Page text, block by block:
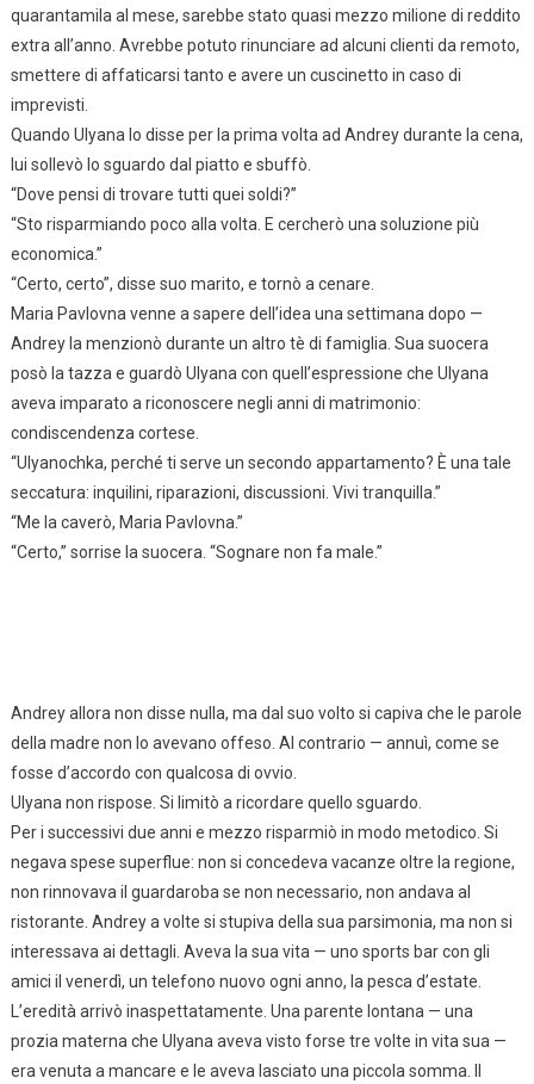
quarantamila al mese, sarebbe stato quasi mezzo milione di reddito
extra all’anno. Avrebbe potuto rinunciare ad alcuni clienti da remoto,
smettere di affaticarsi tanto e avere un cuscinetto in caso di
imprevisti.
Quando Ulyana lo disse per la prima volta ad Andrey durante la cena,
lui sollevò lo sguardo dal piatto e sbuffò.
“Dove pensi di trovare tutti quei soldi?”
“Sto risparmiando poco alla volta. E cercherò una soluzione più
economica.”
“Certo, certo”, disse suo marito, e tornò a cenare.
Maria Pavlovna venne a sapere dell’idea una settimana dopo —
Andrey la menzionò durante un altro tè di famiglia. Sua suocera
posò la tazza e guardò Ulyana con quell’espressione che Ulyana
aveva imparato a riconoscere negli anni di matrimonio:
condiscendenza cortese.
“Ulyanochka, perché ti serve un secondo appartamento? È una tale
seccatura: inquilini, riparazioni, discussioni. Vivi tranquilla.”
“Me la caverò, Maria Pavlovna.”
“Certo,” sorrise la suocera. “Sognare non fa male.”
Andrey allora non disse nulla, ma dal suo volto si capiva che le parole
della madre non lo avevano offeso. Al contrario — annuì, come se
fosse d’accordo con qualcosa di ovvio.
Ulyana non rispose. Si limitò a ricordare quello sguardo.
Per i successivi due anni e mezzo risparmiò in modo metodico. Si
negava spese superflue: non si concedeva vacanze oltre la regione,
non rinnovava il guardaroba se non necessario, non andava al
ristorante. Andrey a volte si stupiva della sua parsimonia, ma non si
interessava ai dettagli. Aveva la sua vita — uno sports bar con gli
amici il venerdì, un telefono nuovo ogni anno, la pesca d’estate.
L’eredità arrivò inaspettatamente. Una parente lontana — una
prozia materna che Ulyana aveva visto forse tre volte in vita sua —
era venuta a mancare e le aveva lasciato una piccola somma. Il